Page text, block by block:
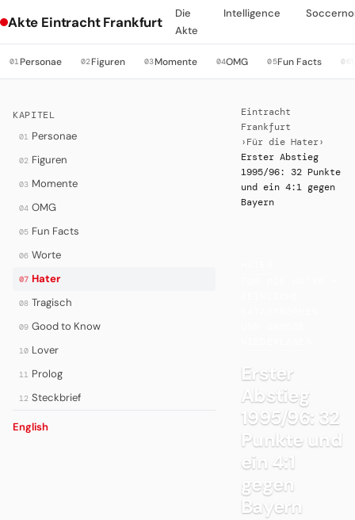
Akte Eintracht Frankfurt
Die
Akte
Intelligence
01Personae 02Figuren 03Momente 04OMG 05Fun Facts 06
KAPITEL
01 Personae
02 Figuren
03 Momente
04 OMG
05 Fun Facts
06 Worte
07 Hater
08 Tragisch
09 Good to Know
10 Lover
11 Prolog
12 Steckbrief
English
Eintracht
Frankfurt
› Für die Hater›
Erster Abstieg
1995/96: 32 Punkte
und ein 4:1 gegen
Bayern
Erster
Abstieg
1995/96: 32
Punkte und
ein 4:1
gegen
Bayern